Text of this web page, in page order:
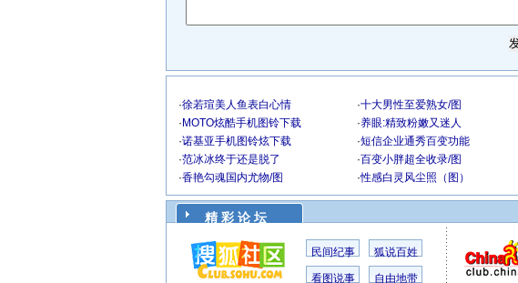
·徐若瑄美人鱼表白心情
· MOTO炫酷手机图铃下载
·诺基亚手机图铃炫下载
·范冰冰终于还是脱了
·香艳勾魂国内尤物/图
·十大男性至爱熟女/图
·养眼:精致粉嫩又迷人
·短信企业通秀百变功能
·百变小胖超全收录/图
·性感白灵风尘照（图）
精 彩 论 坛
民间纪事 狐说百姓
看图说事 自由地带